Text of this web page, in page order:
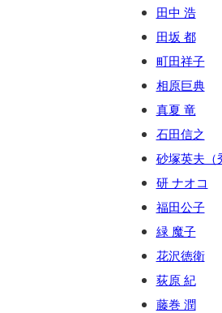
田中 浩
田坂 都
町田祥子
相原巨典
真夏 竜
石田信之
砂塚英夫（
研 ナオコ
福田公子
緑 魔子
花沢徳衛
荻原 紀
藤巻 潤